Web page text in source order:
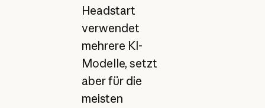
Headstart
verwendet
mehrere KI-
Modelle, setzt
aber für die
meisten